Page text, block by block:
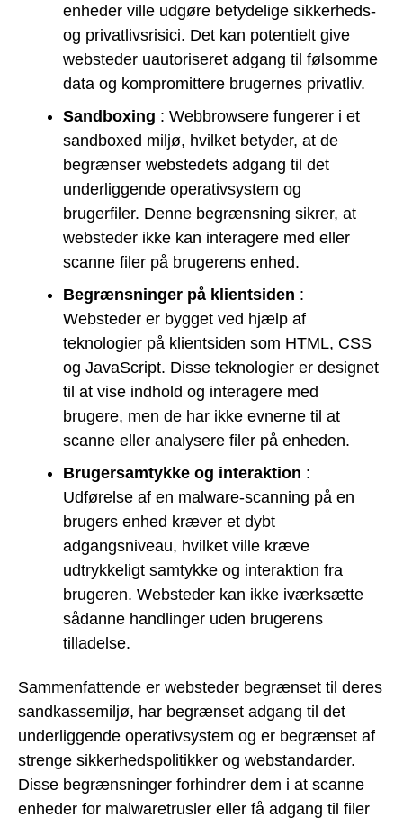
enheder ville udgøre betydelige sikkerheds-
og privatlivsrisici. Det kan potentielt give
websteder uautoriseret adgang til følsomme
data og kompromittere brugernes privatliv.
Sandboxing : Webbrowsere fungerer i et
sandboxed miljø, hvilket betyder, at de
begrænser webstedets adgang til det
underliggende operativsystem og
brugerfiler. Denne begrænsning sikrer, at
websteder ikke kan interagere med eller
scanne filer på brugerens enhed.
Begrænsninger på klientsiden :
Websteder er bygget ved hjælp af
teknologier på klientsiden som HTML, CSS
og JavaScript. Disse teknologier er designet
til at vise indhold og interagere med
brugere, men de har ikke evnerne til at
scanne eller analysere filer på enheden.
Brugersamtykke og interaktion :
Udførelse af en malware-scanning på en
brugers enhed kræver et dybt
adgangsniveau, hvilket ville kræve
udtrykkeligt samtykke og interaktion fra
brugeren. Websteder kan ikke iværksætte
sådanne handlinger uden brugerens
tilladelse.
Sammenfattende er websteder begrænset til deres
sandkassemiljø, har begrænset adgang til det
underliggende operativsystem og er begrænset af
strenge sikkerhedspolitikker og webstandarder.
Disse begrænsninger forhindrer dem i at scanne
enheder for malwaretrusler eller få adgang til filer